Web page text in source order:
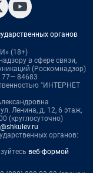
органов
(18+)
в сфере связи,
(Роскомнадзор)
84683
"ИНТЕРНЕТ
Ленина, д. 12, 6 этаж,
(круглосуточно)
органов:
веб-формой